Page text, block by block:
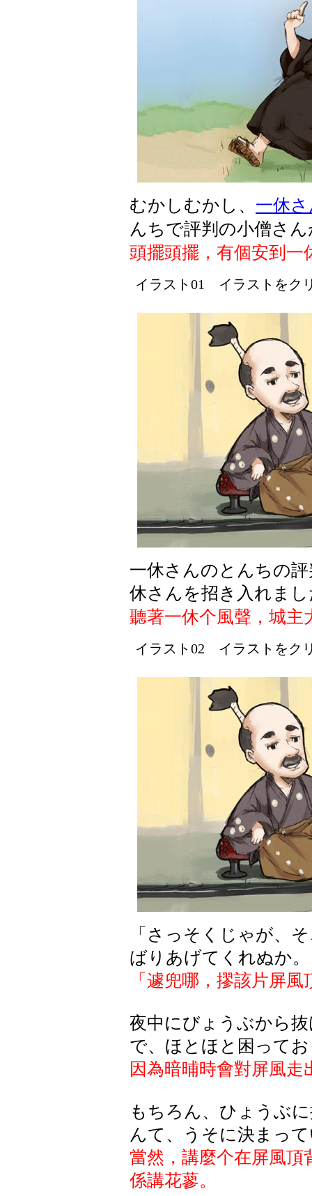
むかしむかし、 一休
んちで評判の小僧さ
頭擺頭擺，有個安到一
イラスト01 イラストをク
一休さんのとんちの
休さんを招き入れま
聽著一休个風聲，城主
イラスト02 イラストをク
「さっそくじゃが、
ばりあげてくれぬか。
「遽兜哪，摎該片屏風
夜中にびょうぶから
で、ほとほと困って
因為暗晡時會對屏風
もちろん、ひょうぶ
んて、うそに決まっ
當然，講麼个在屏風頂
係講花蓼。